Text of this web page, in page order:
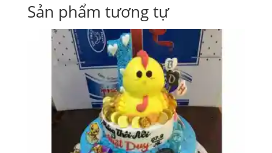
Sản phẩm tương tự